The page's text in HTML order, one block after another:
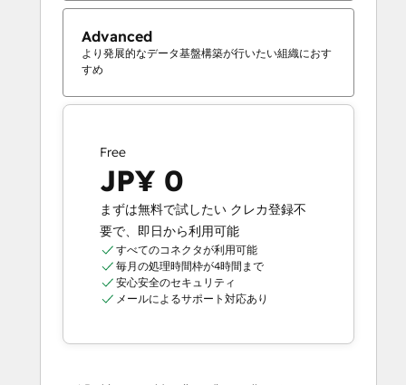
Advanced
より発展的なデータ基盤構築が行いたい組織におす
すめ
Free
JP¥ 0
まずは無料で試したい クレカ登録不
要で、即日から利用可能
すべてのコネクタが利用可能
毎月の処理時間枠が4時間まで
安心安全のセキュリティ
メールによるサポート対応あり